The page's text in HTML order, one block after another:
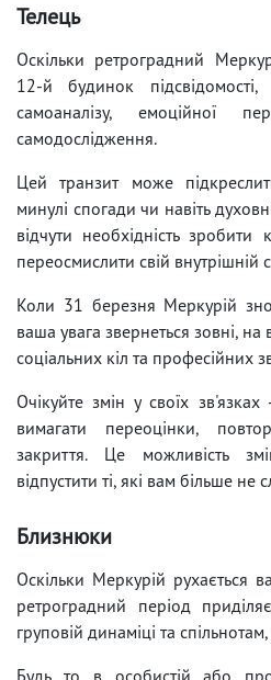
Телець
Оскільки ретроградний
12-й будинок
самоаналізу, емоційної
самодослідження.
Цей транзит може
минулі спогади чи навіть
відчути необхідність зробити
переосмислити свій внутрішній
Коли 31 березня Меркурій
ваша увага звернеться зовні,
соціальних кіл та професійних
Очікуйте змін у своїх
вимагати переоцінки,
закриття. Це можливість
відпустити ті, які вам більше не
Близнюки
Оскільки Меркурій
ретроградний період
груповій динаміці та
Будь то в особистій або